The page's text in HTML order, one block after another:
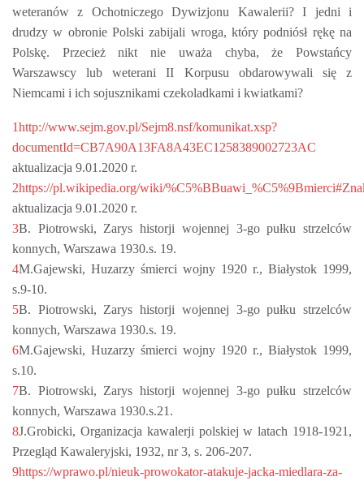
weteranów z Ochotniczego Dywizjonu Kawalerii? I jedni i
drudzy w obronie Polski zabijali wroga, który podniósł rękę na
Polskę. Przecież nikt nie uważa chyba, że Powstańcy
Warszawscy lub weterani II Korpusu obdarowywali się z
Niemcami i ich sojusznikami czekoladkami i kwiatkami?
1http://www.sejm.gov.pl/Sejm8.nsf/komunikat.xsp?
documentId=CB7A90A13FA8A43EC1258389002723AC
aktualizacja 9.01.2020 r.
2https://pl.wikipedia.org/wiki/
aktualizacja 9.01.2020 r.
3B. Piotrowski, Zarys historji wojennej 3-go pułku strzelców
konnych, Warszawa 1930.s. 19.
4M.Gajewski, Huzarzy śmierci wojny 1920 r., Białystok 1999,
s.9-10.
5B. Piotrowski, Zarys historji wojennej 3-go pułku strzelców
konnych, Warszawa 1930.s. 19.
6M.Gajewski, Huzarzy śmierci wojny 1920 r., Białystok 1999,
s.10.
7B. Piotrowski, Zarys historji wojennej 3-go pułku strzelców
konnych, Warszawa 1930.s.21.
8J.Grobicki, Organizacja kawalerji polskiej w latach 1918-1921,
Przegląd Kawaleryjski, 1932, nr 3, s. 206-207.
9https://wprawo.pl/nieuk-prowokator-atakuje-jacka-miedlara-za-